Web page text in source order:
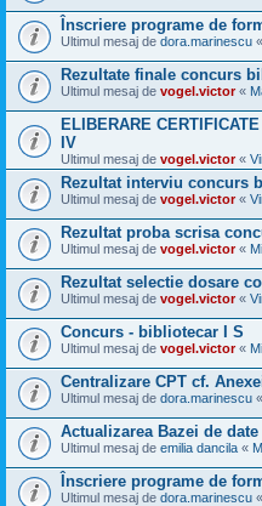
Înscriere programe de
Ultimul mesaj de dora.marinescu «
Rezultate finale concurs
Ultimul mesaj de vogel.victor«
ELIBERARE
IV
Ultimul mesaj de vogel.victor«
Rezultat interviu concurs
Ultimul mesaj de vogel.victor«
Rezultat proba scrisa
Ultimul mesaj de vogel.victor«
Rezultat selectie dosare
Ultimul mesaj de vogel.victor«
Concurs - bibliotecar I S
Ultimul mesaj de vogel.victor«
Centralizare CPT cf.
Ultimul mesaj de dora.marinescu «
Actualizarea Bazei de
Ultimul mesaj de emilia dancila «
Înscriere programe de
Ultimul mesaj de dora.marinescu «